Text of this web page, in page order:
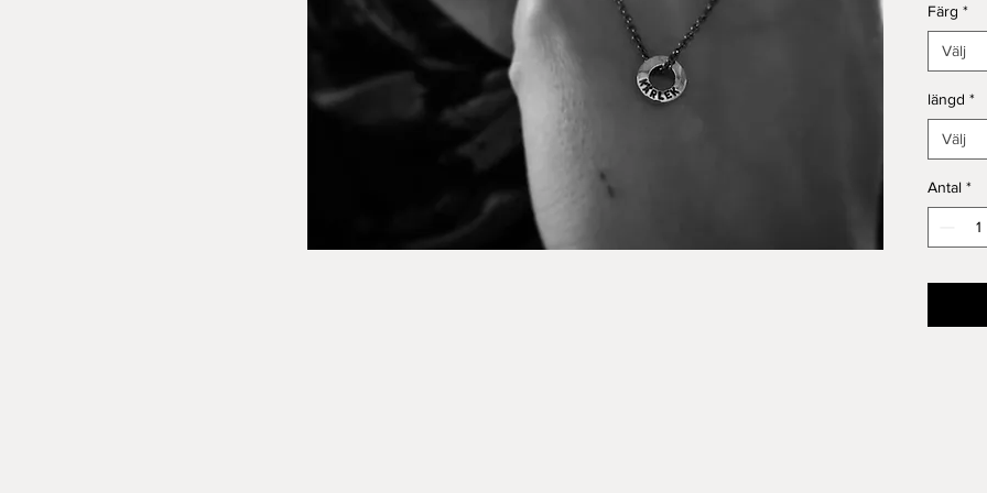
Färg *
Välj
längd *
Välj
Antal *